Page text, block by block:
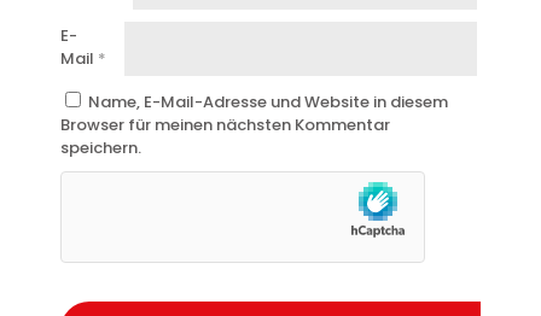
E-
Mail *
Name, E-Mail-Adresse und Website in diesem
Browser für meinen nächsten Kommentar
speichern.